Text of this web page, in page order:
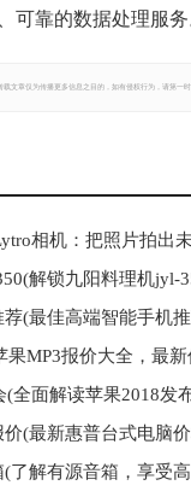
可靠的数据处理服务
载文章仅为传播更多信息之目的，如有侵权行为，请第一
相机：把照片拍出
果MP3报价大全，最
(最新惠普台式电脑
了解有源音箱，享受